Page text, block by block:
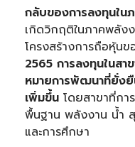
กลับของการลงทุนใ
เกิดวิกฤติในภาคพลัง
โครงสร้างการถือหุ้น
2565 การลงทุนในสา
หมายการพัฒนาที่ยั่ง
เพิ่มขึ้น โดยสาขาที่กา
พื้นฐาน พลังงาน น้ำ
และการศึกษา